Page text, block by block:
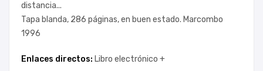
distancia...
Tapa blanda, 286 páginas, en buen estado. Marcombo
1996
Enlaces directos: Libro electrónico +